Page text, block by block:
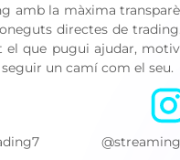
amb la màxima
directes de
el que pugui ajudar,
un camí com el seu.